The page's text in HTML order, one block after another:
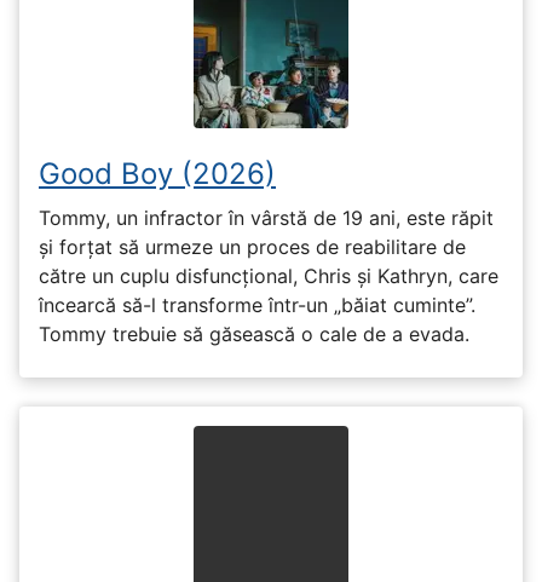
Good Boy (2026)
Tommy, un infractor în vârstă de 19 ani, este răpit
și forțat să urmeze un proces de reabilitare de
către un cuplu disfuncțional, Chris și Kathryn, care
încearcă să-l transforme într-un „băiat cuminte”.
Tommy trebuie să găsească o cale de a evada.